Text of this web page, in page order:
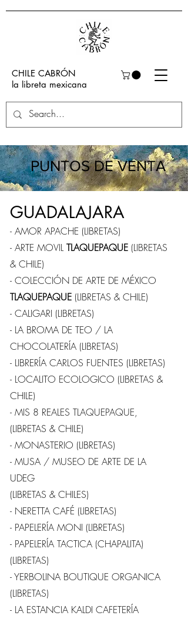
CHILE CABRÓN
la libreta mexicana
PUNTOS DE VENTA
GUADALAJARA
- AMOR APACHE (LIBRETAS)
- ARTE MOVILTLAQUEPAQUE (LIBRETAS
& CHILE)
- COLECCIÓN DE ARTE DE MÉXICO
TLAQUEPAQUE (LIBRETAS & CHILE)
- CALIGARI (LIBRETAS)
- LA BROMA DE TEO / LA
CHOCOLATERÍA (LIBRETAS)
- LIBRERÍA CARLOS FUENTES (LIBRETAS)
- LOCALITO ECOLOGICO (LIBRETAS &
CHILE)
- MIS 8 REALES TLAQUEPAQUE,
(LIBRETAS & CHILE)
- MONASTERIO (LIBRETAS)
- MUSA / MUSEO DE ARTE DE LA
UDEG
(LIBRETAS & CHILES)
- NERETTA CAFÉ (LIBRETAS)
- PAPELERÍA MONI (LIBRETAS)
- PAPELERÍA TACTICA (CHAPALITA)
(LIBRETAS)
- YERBOLINA BOUTIQUE ORGANICA
(LIBRETAS)
- LA ESTANCIA KALDI CAFETERÍA